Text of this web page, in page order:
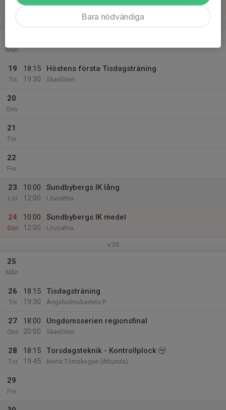
19:00
Se länk
v.34
Mån
19
Tis
18:15
19:30
Höstens första Tisdagsträning
Skavlöten
20
Ons
21
Tor
22
Fre
23
Lör
10:00
12:00
Sundbybergs IK lång
Lövsättra
24
Sön
10:00
12:00
Sundbybergs IK medel
Lövsättra
v.35
25
Mån
26
Tis
18:15
19:30
Tisdagsträning
Ängsholmsbadets P
27
Ons
18:00
20:00
Ungdomsserien regionsfinal
Skavlöten
28
Tor
18:15
19:45
Torsdagsteknik - Kontrollplock
Norra Törnskogen (Attunda)
29
Fre
Bara nödvändiga